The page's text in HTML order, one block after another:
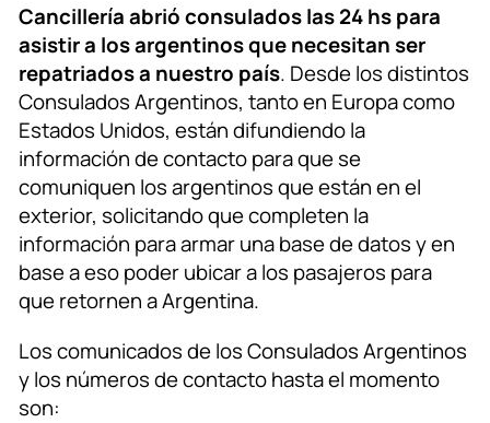
Cancillería abrió consulados las 24 hs para
asistir a los argentinos que necesitan ser
repatriados a nuestro país. Desde los distintos
Consulados Argentinos, tanto en Europa como
Estados Unidos, están difundiendo la
información de contacto para que se
comuniquen los argentinos que están en el
exterior, solicitando que completen la
información para armar una base de datos y en
base a eso poder ubicar a los pasajeros para
que retornen a Argentina.
Los comunicados de los Consulados Argentinos
y los números de contacto hasta el momento
son: